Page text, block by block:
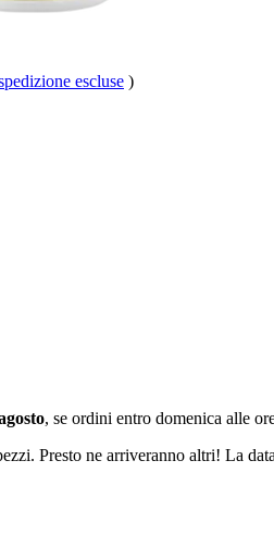
escluse )
, se ordini entro domenica alle
Presto ne arriveranno altri! La